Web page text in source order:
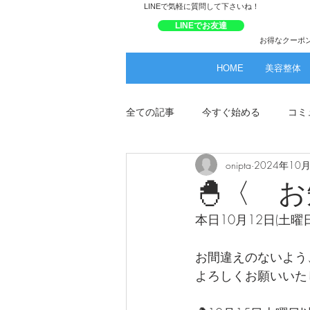
​LINEで気軽に質問して下さいね！
LINEでお友達
お得なクーポ
HOME 美容整体
全ての記事 今すぐ始める コミ
🐣〈
onipta 2024年10
本日10月12日(土曜
お間違えのないよう
よろしくお願いいた